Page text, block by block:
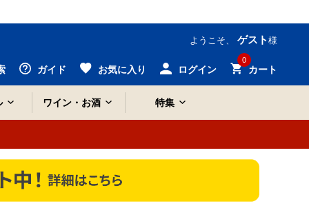
ようこそ、 ゲスト 様
ガイド お気に入り ログイン
0
カート
ワイン・お酒 特集